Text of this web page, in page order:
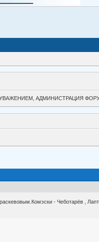
АДМИНИСТРАЦИЯ
- Чеботарёв ,